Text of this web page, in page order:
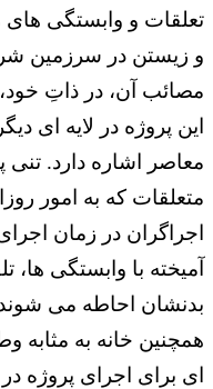
تعلقات و وابستگی
و زیستن در سرزمین
مصائب آن، در ذاتِ
این پروژه در لایه ای
معاصر اشاره دارد. تنی
متعلقات که به امور
اجراگران در زمان
آمیخته با وابستگی ها،
بدنشان احاطه می
ای برای اجرای پروژه